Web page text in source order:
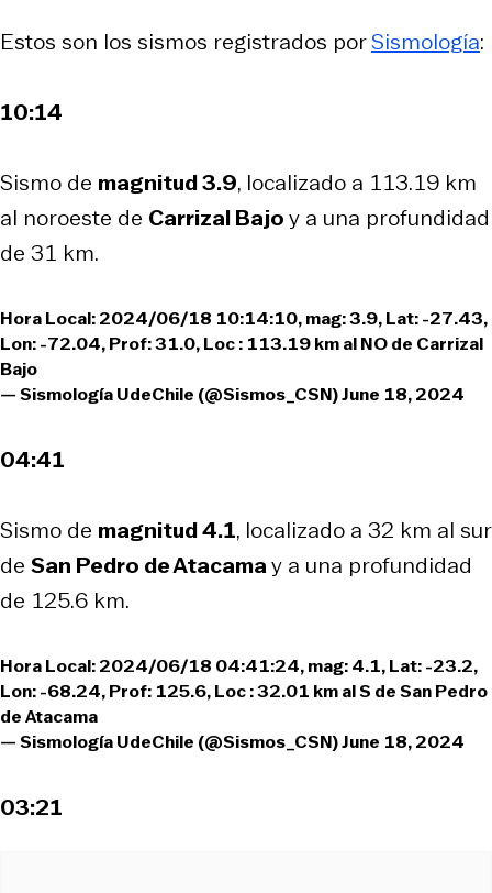
Estos son los sismos registrados porSismología:
10:14
Sismo de magnitud 3.9, localizado a 113.19 km
al noroeste de Carrizal Bajoy a una profundidad
de 31 km.
Hora Local: 2024/06/18 10:14:10, mag: 3.9, Lat: -27.43,
Lon: -72.04, Prof: 31.0, Loc : 113.19 km al NO de Carrizal
Bajo
— Sismología UdeChile (@Sismos_CSN)June 18, 2024
04:41
Sismo de magnitud 4.1, localizado a 32 km al sur
de San Pedro de Atacamay a una profundidad
de 125.6 km.
Hora Local: 2024/06/18 04:41:24, mag: 4.1, Lat: -23.2,
Lon: -68.24, Prof: 125.6, Loc : 32.01 km al S de San Pedro
de Atacama
— Sismología UdeChile (@Sismos_CSN)June 18, 2024
03:21